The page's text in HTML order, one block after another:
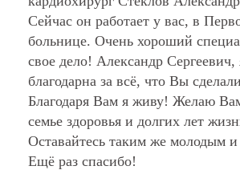
2015 г. - Курс сертификации
криоаблации фибрилляции
Брюссель, Бельгия.
2021 г. – Стажировка по
хирургического лечения
жизнеугрожающих
на базе Института Е.Н.
Новосибирск.
Сейчас он работает у вас, в
больнице. Очень хороший
свое дело! Александр
благодарна за всё, что Вы
Благодаря Вам я живу! Желаю
семье здоровья и долгих лет
Оставайтесь таким же молодым
Ещё раз спасибо!